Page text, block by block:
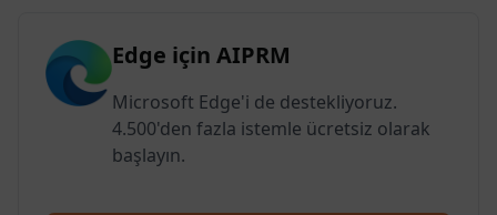
Edge için AIPRM
Microsoft Edge'i de destekliyoruz.
4.500'den fazla istemle ücretsiz olarak
başlayın.